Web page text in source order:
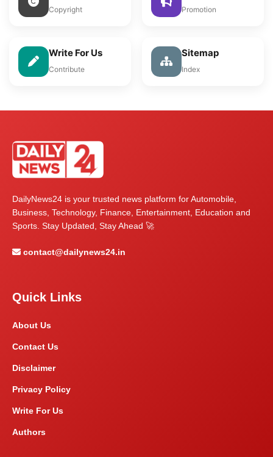
Copyright Promotion
Write For Us
Contribute
Sitemap
Index
DailyNews24 is your trusted news platform for Automobile,
Business, Technology, Finance, Entertainment, Education and
Sports. Stay Updated, Stay Ahead 🚀
contact@dailynews24.in
Quick Links
About Us
Contact Us
Disclaimer
Privacy Policy
Write For Us
Authors